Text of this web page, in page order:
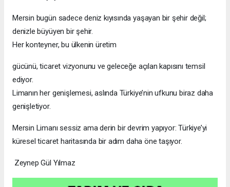
Mersin bugün sadece deniz kıyısında yaşayan bir şehir değil;
denizle büyüyen bir şehir.
Her konteyner, bu ülkenin üretim
gücünü, ticaret vizyonunu ve geleceğe açılan kapısını temsil
ediyor.
Limanın her genişlemesi, aslında Türkiye’nin ufkunu biraz daha
genişletiyor.
Mersin Limanı sessiz ama derin bir devrim yapıyor: Türkiye’yi
küresel ticaret haritasında bir adım daha öne taşıyor.
Zeynep Gül Yılmaz